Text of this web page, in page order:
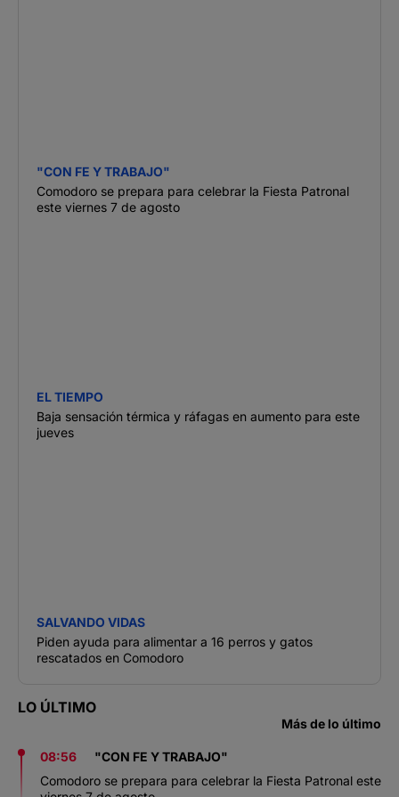
"CON FE Y TRABAJO"
Comodoro se prepara para celebrar la Fiesta Patronal
este viernes 7 de agosto
EL TIEMPO
Baja sensación térmica y ráfagas en aumento para este
jueves
SALVANDO VIDAS
Piden ayuda para alimentar a 16 perros y gatos
rescatados en Comodoro
LO ÚLTIMO
Más de lo último
08:56
"CON FE Y TRABAJO"
Comodoro se prepara para celebrar la Fiesta Patronal este